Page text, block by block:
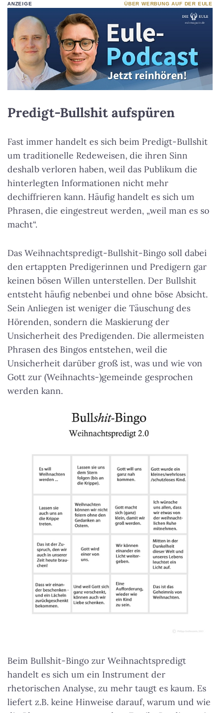
ANZEIGE ÜBER WERBUNG AUF DER EULE
Predigt-Bullshit aufspüren
Fast immer handelt es sich beim Predigt-Bullshit
um traditionelle Redeweisen, die ihren Sinn
deshalb verloren haben, weil das Publikum die
hinterlegten Informationen nicht mehr
dechiffrieren kann. Häufig handelt es sich um
Phrasen, die eingestreut werden, „weil man es so
macht“.
Das Weihnachtspredigt-Bullshit-Bingo soll dabei
den ertappten Predigerinnen und Predigern gar
keinen bösen Willen unterstellen. Der Bullshit
entsteht häufig nebenbei und ohne böse Absicht.
Sein Anliegen ist weniger die Täuschung des
Hörenden, sondern die Maskierung der
Unsicherheit des Predigenden. Die allermeisten
Phrasen des Bingos entstehen, weil die
Unsicherheit darüber groß ist, was und wie von
Gott zur (Weihnachts-)gemeinde gesprochen
werden kann.
Beim Bullshit-Bingo zur Weihnachtspredigt
handelt es sich um ein Instrument der
rhetorischen Analyse, zu mehr taugt es kaum. Es
liefert z.B. keine Hinweise darauf, warum und wie